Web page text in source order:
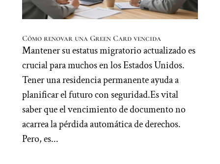
Cómo renovar una Green Card vencida
Mantener su estatus migratorio actualizado es
crucial para muchos en los Estados Unidos.
Tener una residencia permanente ayuda a
planificar el futuro con seguridad.Es vital
saber que el vencimiento de documento no
acarrea la pérdida automática de derechos.
Pero, es...